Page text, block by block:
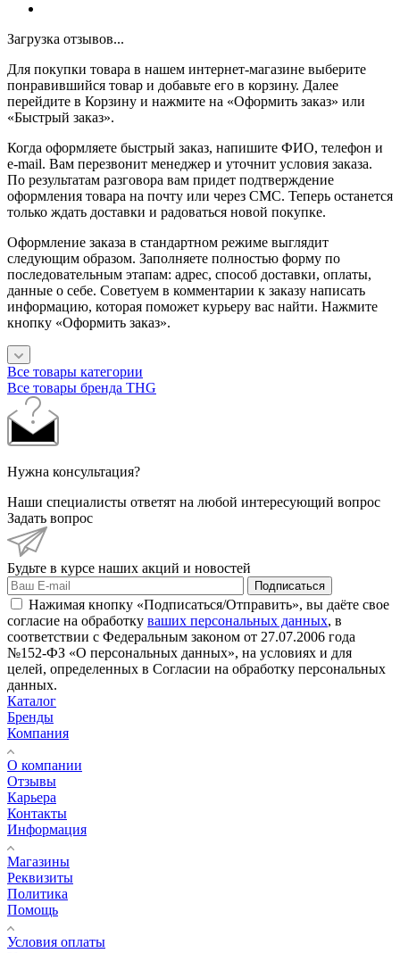
Загрузка отзывов...
Для покупки товара в нашем интернет-магазине выберите
понравившийся товар и добавьте его в корзину. Далее
перейдите в Корзину и нажмите на «Оформить заказ» или
«Быстрый заказ».
Когда оформляете быстрый заказ, напишите ФИО, телефон и
e-mail. Вам перезвонит менеджер и уточнит условия заказа.
По результатам разговора вам придет подтверждение
оформления товара на почту или через СМС. Теперь останется
только ждать доставки и радоваться новой покупке.
Оформление заказа в стандартном режиме выглядит
следующим образом. Заполняете полностью форму по
последовательным этапам: адрес, способ доставки, оплаты,
данные о себе. Советуем в комментарии к заказу написать
информацию, которая поможет курьеру вас найти. Нажмите
кнопку «Оформить заказ».
Все товары категории
Все товары бренда THG
Нужна консультация?
Наши специалисты ответят на любой интересующий вопрос
Задать вопрос
Будьте в курсе наших акций и новостей
Подписаться
Нажимая кнопку «Подписаться/Отправить», вы даёте свое
согласие на обработку ваших персональных данных, в
соответствии с Федеральным законом от 27.07.2006 года
№152-ФЗ «О персональных данных», на условиях и для
целей, определенных в Согласии на обработку персональных
данных.
Каталог
Бренды
Компания
О компании
Отзывы
Карьера
Контакты
Информация
Магазины
Реквизиты
Политика
Помощь
Условия оплаты